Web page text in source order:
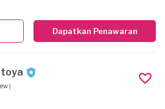
merekamkan. Punya aransemen
yang ingin diketik rapi tapi tidak tahu
not angka maupun not baloknya.
tua untuk mulai meniti passion musik?
Anda, secara offline maupun online.
Dapatkan Penawaran
)